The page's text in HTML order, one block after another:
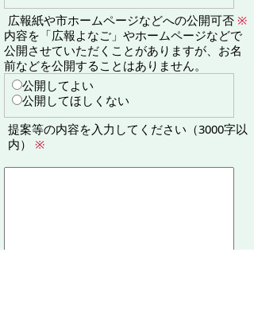
広報紙や市ホームページなどへの公開可否 ※
内容を「広報よなご」やホームページなどで
公開させていただくことがありますが、お名
前などを公開することはありません。
公開してよい
公開してほしくない
提案等の内容を入力してください（3000字以
内） ※